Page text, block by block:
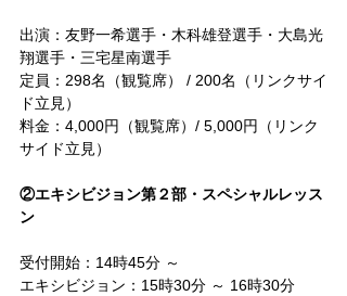
出演：友野一希選手・木科雄登選手・大島光
翔選手・三宅星南選手
定員：298名（観覧席） / 200名（リンクサイ
ド立見）
料金：4,000円（観覧席）/ 5,000円（リンク
サイド立見）
②エキシビジョン第２部・スペシャルレッス
ン
受付開始：14時45分 ～
エキシビジョン：15時30分 ～ 16時30分